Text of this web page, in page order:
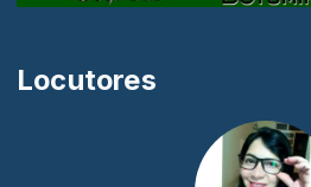
Locutores